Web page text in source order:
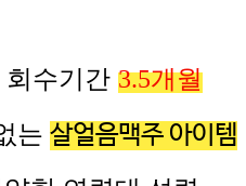
회수기간 3.5개월
는 살얼음맥주 아이템